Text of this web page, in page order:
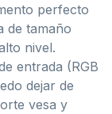
perfecto
de tamaño
nivel.
entrada (RGB
dejar de
vesa y